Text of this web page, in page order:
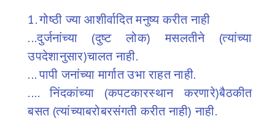
1. गोष्ठी ज्या आशीर्वादित मनुष्य करीत नाही
...दुर्जनांच्या (दुष्ट लोक) मसलतीने (त्यांच्या
उपदेशानुसार)चालत नाही.
... पापी जनांच्या मार्गात उभा राहत नाही.
.... निंदकांच्या (कपटकारस्थान करणारे)बैठकीत
बसत (त्यांच्याबरोबरसंगती करीत नाही) नाही.